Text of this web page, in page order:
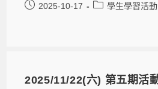
2025-10-17 學生學習活動
2025/11/22(六) 第五期活